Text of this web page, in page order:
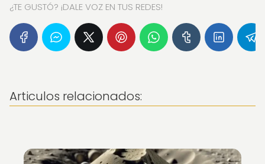
¿TE GUSTÓ? ¡DALE VOZ EN TUS REDES!
Articulos relacionados: